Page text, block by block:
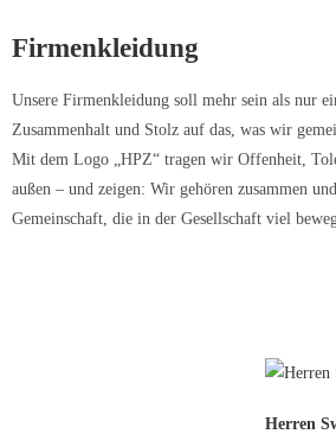
Firmenkleidung
Unsere Firmenkleidung soll mehr sein als nur
Zusammenhalt und Stolz auf das, was wir
Mit dem Logo „HPZ“ tragen wir Offenheit,
außen – und zeigen: Wir gehören zusammen
Gemeinschaft, die in der Gesellschaft viel
Herren